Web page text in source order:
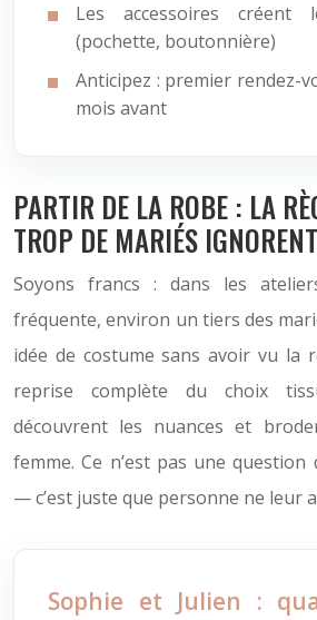
Les accessoires
(pochette, boutonnière)
Anticipez : premier rendez-
mois avant
PARTIR DE LA ROBE : LA
TROP DE MARIÉS IGNORENT
Soyons francs : dans les
fréquente, environ un tiers des
idée de costume sans avoir vu la
reprise complète du choix
découvrent les nuances et
femme. Ce n’est pas une question
— c’est juste que personne ne leur
Sophie et Julien :